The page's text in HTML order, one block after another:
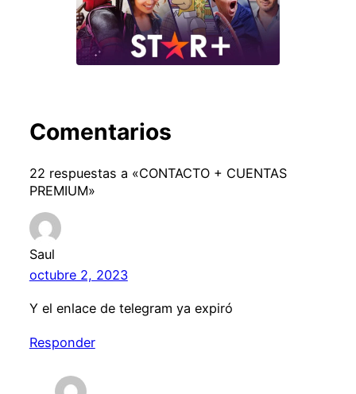
Comentarios
22 respuestas a «CONTACTO + CUENTAS
PREMIUM»
Saul
octubre 2, 2023
Y el enlace de telegram ya expiró
Responder